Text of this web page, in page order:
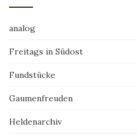
analog
Freitags in Südost
Fundstücke
Gaumenfreuden
Heldenarchiv